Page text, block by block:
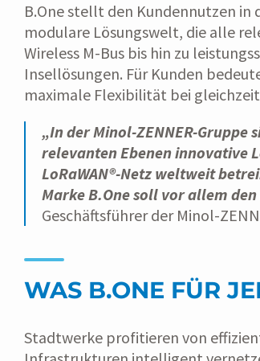
B.One stellt den Kundennutzen
modulare Lösungswelt, die alle
Wireless M-Bus bis hin zu
Insellösungen. Für Kunden
maximale Flexibilität bei
„In der Minol-ZENNER-
relevanten Ebenen innovative
LoRaWAN®-Netz weltweit
Marke B.One soll vor allem
Geschäftsführer der Minol-
WAS B.ONE FÜR
Stadtwerke profitieren von